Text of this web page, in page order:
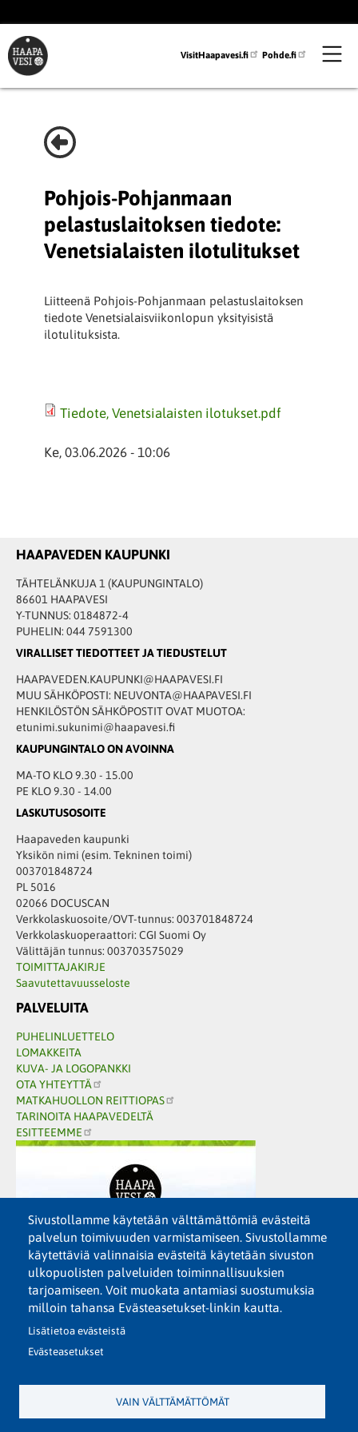
pääsisältöön
VisitHaapavesi.fi Pohde.fi
Pohjois-Pohjanmaan
pelastuslaitoksen tiedote:
Venetsialaisten ilotulitukset
Liitteenä Pohjois-Pohjanmaan pelastuslaitoksen
tiedote Venetsialaisviikonlopun yksityisistä
ilotulituksista.
Tiedote, Venetsialaisten ilotukset.pdf
Ke, 03.06.2026 - 10:06
Sivustollamme käytetään välttämättömiä evästeitä
palvelun toimivuuden varmistamiseen. Sivustollamme
käytettäviä valinnaisia evästeitä käytetään sivuston
ulkopuolisten palveluiden toiminnallisuuksien
tarjoamiseen. Voit muokata antamiasi suostumuksia
milloin tahansa Evästeasetukset-linkin kautta.
Lisätietoa evästeistä
Evästeasetukset
VAIN VÄLTTÄMÄTTÖMÄT
HAAPAVEDEN KAUPUNKI
TÄHTELÄNKUJA 1 (KAUPUNGINTALO)
86601 HAAPAVESI
Y-TUNNUS: 0184872-4
PUHELIN: 044 7591300
VIRALLISET TIEDOTTEET JA TIEDUSTELUT
HAAPAVEDEN.KAUPUNKI@HAAPAVESI.FI
MUU SÄHKÖPOSTI: NEUVONTA@HAAPAVESI.FI
HENKILÖSTÖN SÄHKÖPOSTIT OVAT MUOTOA:
etunimi.sukunimi@haapavesi.fi
KAUPUNGINTALO ON AVOINNA
MA-TO KLO 9.30 - 15.00
PE KLO 9.30 - 14.00
LASKUTUSOSOITE
Haapaveden kaupunki
Yksikön nimi (esim. Tekninen toimi)
003701848724
PL 5016
02066 DOCUSCAN
Verkkolaskuosoite/OVT-tunnus: 003701848724
Verkkolaskuoperaattori: CGI Suomi Oy
Välittäjän tunnus: 003703575029
TOIMITTAJAKIRJE
Saavutettavuusseloste
PALVELUITA
PUHELINLUETTELO
LOMAKKEITA
KUVA- JA LOGOPANKKI
OTA YHTEYTTÄ
MATKAHUOLLON REITTIOPAS
TARINOITA HAAPAVEDELTÄ
ESITTEEMME